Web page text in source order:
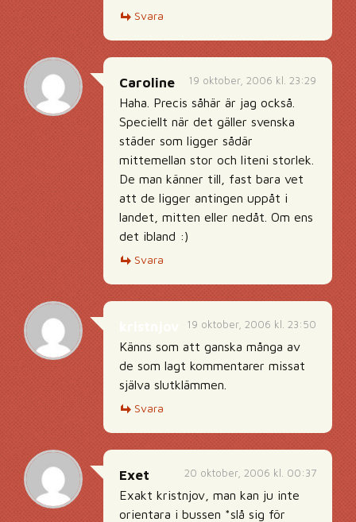
Svara
19 oktober, 2006 kl. 23:29
Caroline
Haha. Precis såhär är jag också.
Speciellt när det gäller svenska
städer som ligger sådär
mittemellan stor och liteni storlek.
De man känner till, fast bara vet
att de ligger antingen uppåt i
landet, mitten eller nedåt. Om ens
det ibland :)
Svara
19 oktober, 2006 kl. 23:50
Känns som att ganska många av
de som lagt kommentarer missat
själva slutklämmen.
Svara
20 oktober, 2006 kl. 00:37
Exet
Exakt kristnjov, man kan ju inte
orientara i bussen *slå sig för